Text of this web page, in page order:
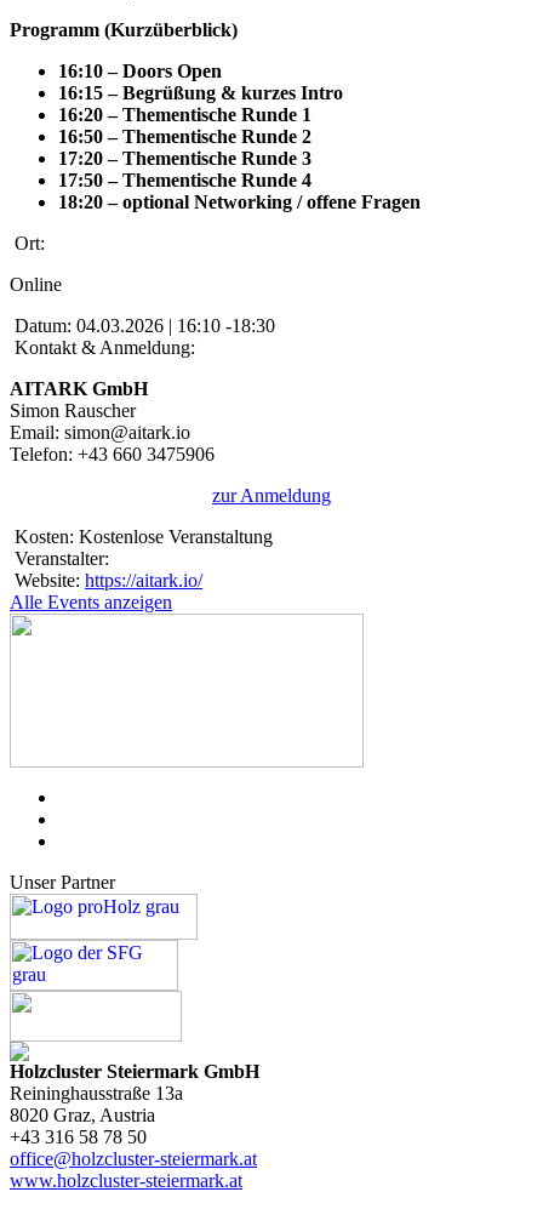
Programm (Kurzüberblick)
16:10 – Doors Open
16:15 – Begrüßung & kurzes Intro
16:20 – Thementische Runde 1
16:50 – Thementische Runde 2
17:20 – Thementische Runde 3
17:50 – Thementische Runde 4
18:20 – optional Networking / offene Fragen
Ort:
Online
Datum: 04.03.2026 | 16:10 -18:30
Kontakt & Anmeldung:
AITARK GmbH
Simon Rauscher
Email: simon@aitark.io
Telefon: +43 660 3475906
zur Anmeldung
Kosten: Kostenlose Veranstaltung
Veranstalter:
Website: https://aitark.io/
Alle Events anzeigen
Unser Partner
Holzcluster Steiermark GmbH
Reininghausstraße 13a
8020 Graz, Austria
+43 316 58 78 50
office@holzcluster-steiermark.at
www.holzcluster-steiermark.at